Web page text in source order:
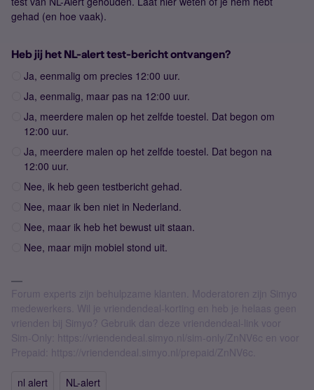
gehad (en hoe vaak).
Heb jij het NL-alert test-bericht ontvangen?
Ja, eenmalig om precies 12:00 uur.
Ja, eenmalig, maar pas na 12:00 uur.
Ja, meerdere malen op het zelfde toestel. Dat begon om
12:00 uur.
Ja, meerdere malen op het zelfde toestel. Dat begon na
12:00 uur.
Nee, ik heb geen testbericht gehad.
Nee, maar ik ben niet in Nederland.
Nee, maar ik heb het bewust uit staan.
Nee, maar mijn mobiel stond uit.
Forum experts zijn behulpzame klanten. Moderatoren zijn Simyo
medewerkers. Wil je vriendendeal-korting en heb je helaas geen
vrienden bij Simyo? Gebruik dan deze vriendendeal-link voor
Sim-Only: https://vriendendeal.simyo.nl/sim-only/ZnNV6c en voor
Prepaid: https://vriendendeal.simyo.nl/prepaid/ZnNV6c.
nl alert NL-alert